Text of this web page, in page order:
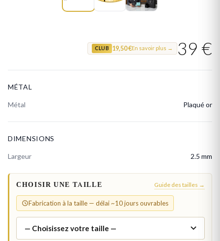
CLUB 19,50 €En savoir plus → 39 €
MÉTAL
Métal Plaqué or
DIMENSIONS
Largeur 2.5 mm
CHOISIR UNE TAILLE Guide des tailles →
Fabrication à la taille — délai ~10 jours ouvrables